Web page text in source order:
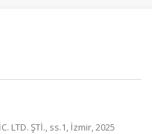
LTD. ŞTİ., ss.1, İzmir, 2025